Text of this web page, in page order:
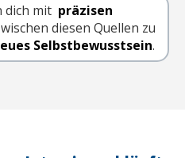
dich mit präzisen
diesen Quellen zu
Selbstbewusstsein.